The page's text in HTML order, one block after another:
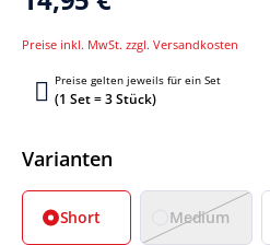
Preise inkl. MwSt. zzgl. Versandkosten
Preise gelten jeweils für ein Set
(1 Set = 3 Stück)
Varianten
Short Medium